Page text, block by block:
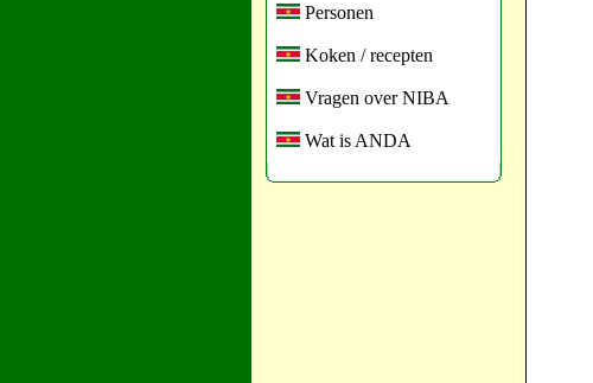
Personen
Koken / recepten
Vragen over NIBA
Wat is ANDA